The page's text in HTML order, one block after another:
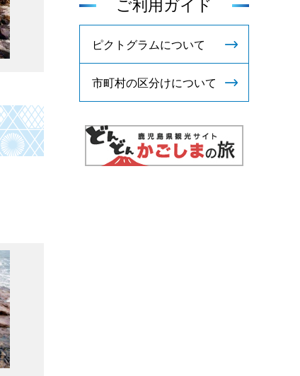
ご利用ガイド
ピクトグラムについて
市町村の区分けについて